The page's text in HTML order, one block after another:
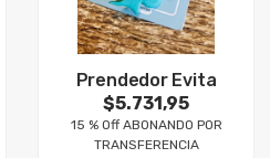
Prendedor Evita
$5.731,95
15 % Off ABONANDO POR
TRANSFERENCIA